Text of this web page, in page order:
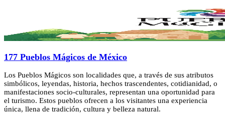
177 Pueblos Mágicos de México
Los Pueblos Mágicos son localidades que, a través de sus atributos
simbólicos, leyendas, historia, hechos trascendentes, cotidianidad, o
manifestaciones socio-culturales, representan una oportunidad para
el turismo. Estos pueblos ofrecen a los visitantes una experiencia
única, llena de tradición, cultura y belleza natural.